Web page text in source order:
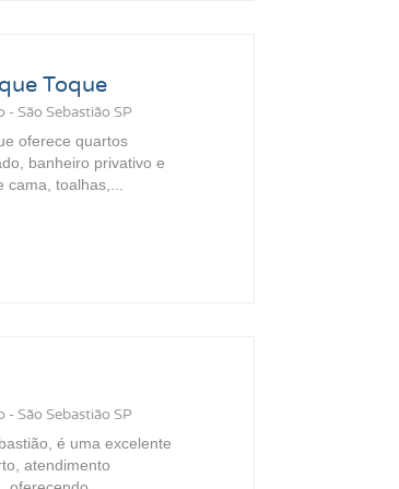
Toque
- São Sebastião SP
oferece quartos
banheiro privativo e
toalhas,...
- São Sebastião SP
é uma excelente
atendimento